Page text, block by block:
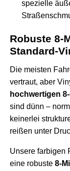
spezielle
Robuste 8-
Standard-
Die meisten
vertraut, aber
hochwertigen
sind dünn –
keinerlei
reißen unter
Unsere farbigen
eine robuste 8-